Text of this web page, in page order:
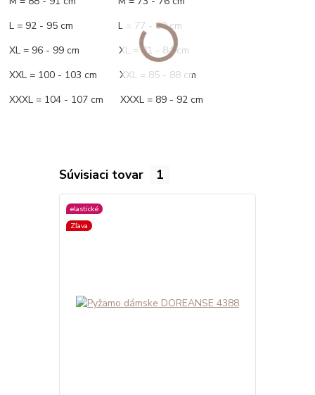
L = 92 - 95 cm L = 77 - 80 cm
XL = 96 - 99 cm XL = 81 - 84 cm
XXL = 100 - 103 cm XXL = 85 - 88 cm
XXXL = 104 - 107 cm XXXL = 89 - 92 cm
Súvisiaci tovar 1
elastické
Zľava